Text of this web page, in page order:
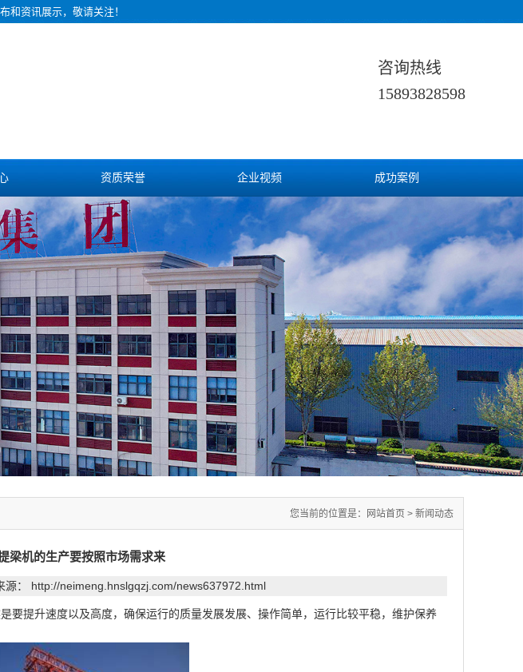
和资讯展示，敬请关注！
咨询热线
15893828598
资质荣誉 企业视频 成功案例
您当前的位置是： 网站首页 > 新闻动态
梁机的生产要按照市场需求来
： http://neimeng.hnslgqzj.com/news637972.html
要提升速度以及高度，确保运行的质量发展发展、操作简单，运行比较平稳，维护保养